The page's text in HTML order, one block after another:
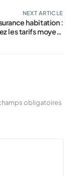
NEXT ARTICLE
habitation :
les tarifs moyens
obligatoires